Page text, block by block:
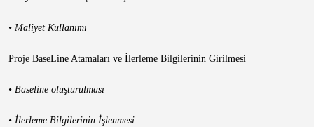
• Maliyet Kullanımı
Proje BaseLine Atamaları ve İlerleme Bilgilerinin Girilmesi
• Baseline oluşturulması
• İlerleme Bilgilerinin İşlenmesi